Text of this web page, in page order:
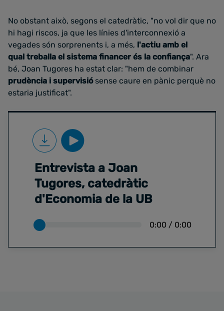
No obstant això, segons el catedràtic, "no vol dir que no
hi hagi riscos, ja que les línies d'interconnexió a
vegades són sorprenents i, a més, l'actiu amb el
qual treballa el sistema financer és la confiança". Ara
bé, Joan Tugores ha estat clar: "hem de combinar
prudència i supervisiósense caure en pànic perquè no
estaria justificat".
Entrevista a Joan
Tugores, catedràtic
d'Economia de la UB
0:00 / 0:00